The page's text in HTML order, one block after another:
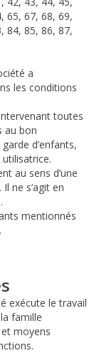
65, 67, 68, 69,
84, 85, 86, 87,
a
les conditions
toutes
au bon
d’enfants,
au sens d’une
ne s’agit en
mentionnés
exécute le travail
famille
moyens